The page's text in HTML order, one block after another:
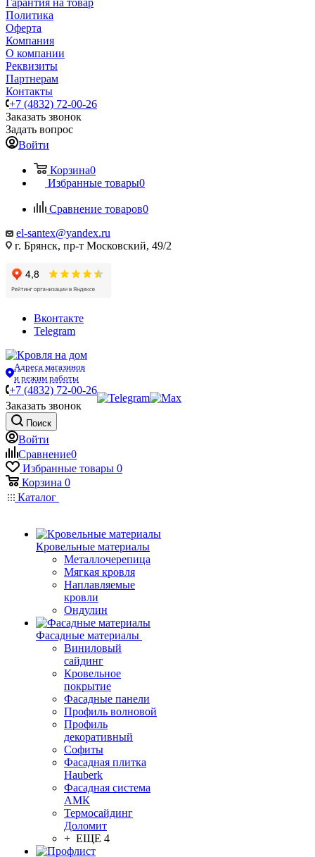
Гарантия на товар
Политика
Оферта
Компания
О компании
Реквизиты
Партнерам
Контакты
+7 (4832) 72-00-26
Заказать звонок
Задать вопрос
Войти
Корзина0
Избранные товары0
Сравнение товаров0
el-santex@yandex.ru
г. Брянск, пр-т Московский, 49/2
Вконтакте
Telegram
Адреса магазинов
и режим работы
+7 (4832) 72-00-26
Заказать звонок
Поиск
Войти
Сравнение0
Избранные товары 0
Корзина 0
Каталог
Кровельные материалы
Металлочерепица
Мягкая кровля
Наплавляемые
кровли
Ондулин
Фасадные материалы
Виниловый
сайдинг
Кровельное
покрытие
Фасадные панели
Профиль волновой
Профиль
декоративный
Софиты
Фасадная плитка
Hauberk
Фасадная система
АМК
Термосайдинг
Доломит
+ ЕЩЕ 4